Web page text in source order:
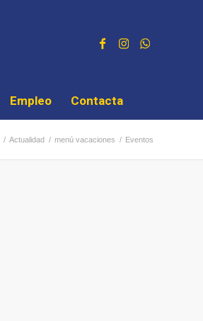
Empleo Contacta
/ Actualidad / menú vacaciones / Eventos